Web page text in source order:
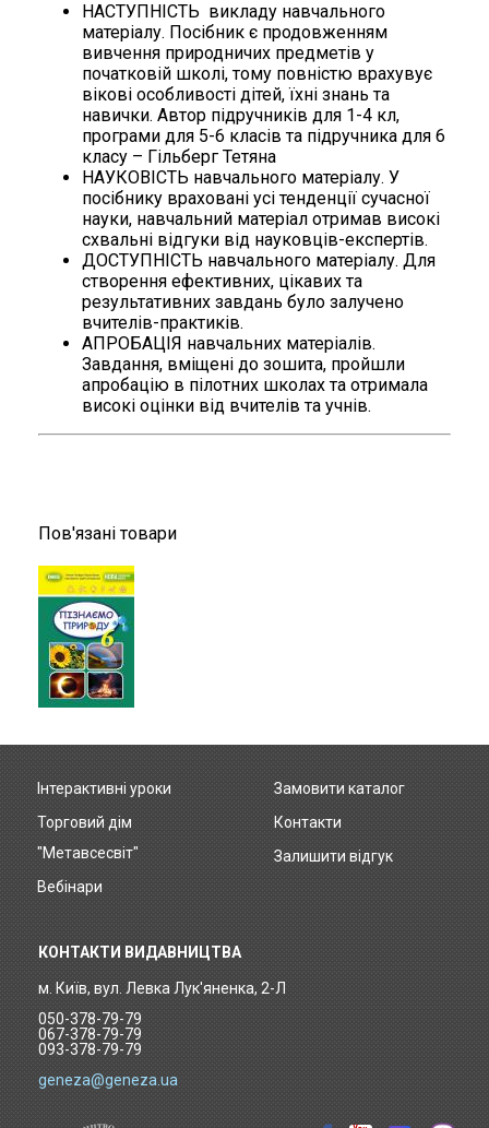
НАСТУПНІСТЬ викладу навчального
матеріалу. Посібник є продовженням
вивчення природничих предметів у
початковій школі, тому повністю врахувує
вікові особливості дітей, їхні знань та
навички. Автор підручників для 1-4 кл,
програми для 5-6 класів та підручника для 6
класу – Гільберг Тетяна
НАУКОВІСТЬ навчального матеріалу. У
посібнику враховані усі тенденції сучасної
науки, навчальний матеріал отримав високі
схвальні відгуки від науковців-експертів.
ДОСТУПНІСТЬ навчального матеріалу. Для
створення ефективних, цікавих та
результативних завдань було залучено
вчителів-практиків.
АПРОБАЦІЯ навчальних матеріалів.
Завдання, вміщені до зошита, пройшли
апробацію в пілотних школах та отримала
високі оцінки від вчителів та учнів.
Пов'язані товари
КОНТАКТИ ВИДАВНИЦТВА
м. Київ, вул. Левка Лук'яненка, 2-Л
050-378-79-79
067-378-79-79
093-378-79-79
geneza@geneza.ua
Footer
menu
Інтерактивні уроки
Торговий дім
"Метавсесвіт"
Вебінари
Замовити каталог
Контакти
Залишити відгук